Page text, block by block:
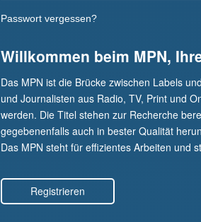
Passwort vergessen?
Willkommen beim MPN,
Das MPN ist die Brücke zwischen Labels
und Journalisten aus Radio, TV, Print und
werden. Die Titel stehen zur Recherche
gegebenenfalls auch in bester Qualität
Das MPN steht für effizientes Arbeiten und
Registrieren